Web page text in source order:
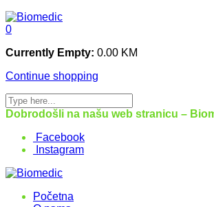
0
Currently Empty: 0.00 KM
Continue shopping
Dobrodošli na našu web stranicu –
Facebook
Instagram
Početna